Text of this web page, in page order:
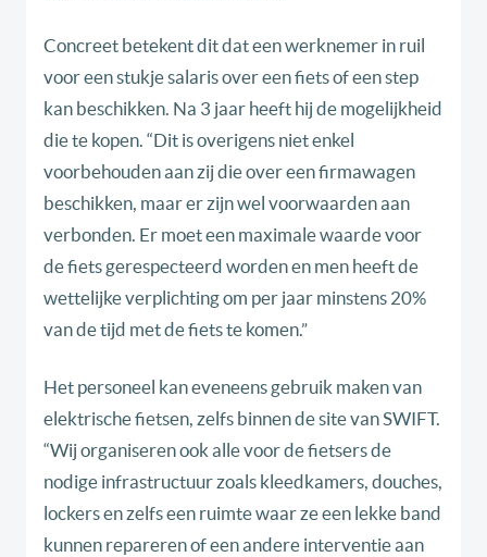
Concreet betekent dit dat een werknemer in ruil
voor een stukje salaris over een fiets of een step
kan beschikken. Na 3 jaar heeft hij de mogelijkheid
die te kopen. “Dit is overigens niet enkel
voorbehouden aan zij die over een firmawagen
beschikken, maar er zijn wel voorwaarden aan
verbonden. Er moet een maximale waarde voor
de fiets gerespecteerd worden en men heeft de
wettelijke verplichting om per jaar minstens 20%
van de tijd met de fiets te komen.”
Het personeel kan eveneens gebruik maken van
elektrische fietsen, zelfs binnen de site van SWIFT.
“Wij organiseren ook alle voor de fietsers de
nodige infrastructuur zoals kleedkamers, douches,
lockers en zelfs een ruimte waar ze een lekke band
kunnen repareren of een andere interventie aan